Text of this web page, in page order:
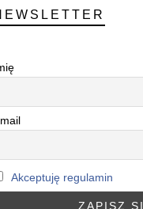
Akceptuję regulamin